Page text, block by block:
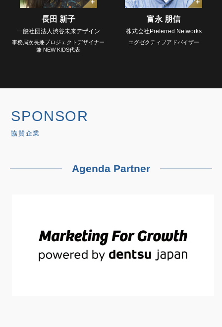
長田 新子
一般社団法人渋谷未来デザイン
事務局次長兼プロジェクトデザイナー
兼 NEW KIDS代表
富永 朋信
株式会社Preferred Networks
エグゼクティブアドバイザー
SPONSOR
協賛企業
Agenda Partner